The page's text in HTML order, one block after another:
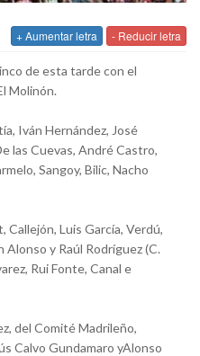
+ Aumentar letra - Reducir letra
de esta tarde con el
Molinón.
Iván Hernández, José
las Cuevas, André Castro,
Sangoy, Bilic, Nacho
Callejón, Luis García, Verdú,
Alonso y Raúl Rodríguez (C.
Rui Fonte, Canal e
del Comité Madrileño,
Calvo Gundamaro yAlonso